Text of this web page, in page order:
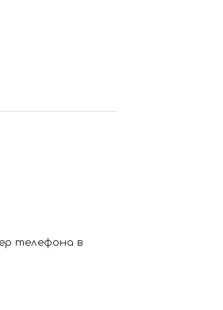
телефона в